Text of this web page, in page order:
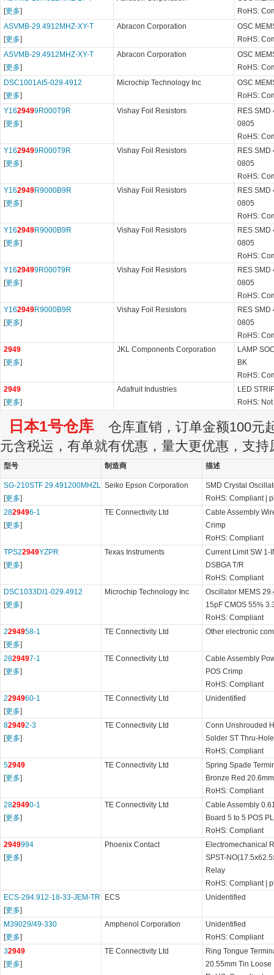
[更多]
RoHS:
ASVMB-29.4912MHZ-XY-T
[更多]
Abracon Corporation
OSC
RoHS:
ASVMB-29.4912MHZ-XY-T
[更多]
Abracon Corporation
OSC
RoHS:
DSC1001AI5-029.4912
[更多]
Microchip Technology Inc
OSC
RoHS:
Y1629499R000T9R
[更多]
Vishay Foil Resistors
RES SMD
0805
RoHS:
Y1629499R000T9R
[更多]
Vishay Foil Resistors
RES SMD
0805
RoHS:
Y162949R9000B9R
[更多]
Vishay Foil Resistors
RES SMD
0805
RoHS:
Y162949R9000B9R
[更多]
Vishay Foil Resistors
RES SMD
0805
RoHS:
Y1629499R000T9R
[更多]
Vishay Foil Resistors
RES SMD
0805
RoHS:
Y162949R9000B9R
[更多]
Vishay Foil Resistors
RES SMD
0805
RoHS:
2949
[更多]
JKL Components Corporation
LAMP
BK
RoHS:
2949
[更多]
Adafruit Industries
LED
RoHS:
日本1号仓库 仓库直销，订单金额100元
元含税运，有单就有优惠，量大更优惠，支持
型号 制造商 描述
SG-210STF 29.491200MHZL
[更多]
Seiko Epson Corporation
SMD Crystal
RoHS: Compliant
2829496-1
[更多]
TE Connectivity Ltd
Cable Assembly
Crimp
RoHS: Compliant
TPS22949YZPR
[更多]
Texas Instruments
Current Limit SW 1-
DSBGA T/R
RoHS: Compliant
DSC1033DI1-029.4912
[更多]
Microchip Technology Inc
Oscillator MEMS
15pF CMOS 55%
RoHS: Compliant
2294958-1
[更多]
TE Connectivity Ltd Other electronic
2829497-1
[更多]
TE Connectivity Ltd
Cable Assembly
POS Crimp
RoHS: Compliant
2294960-1
[更多]
TE Connectivity Ltd Unidentified
829492-3
[更多]
TE Connectivity Ltd
Conn Unshrouded
Solder ST Thru-
RoHS: Compliant
52949
[更多]
TE Connectivity Ltd
Spring Spade
Bronze Red
RoHS: Compliant
2829490-1
[更多]
TE Connectivity Ltd
Cable Assembly
Board 5 to 5 POS
RoHS: Compliant
2949994
[更多]
Phoenix Contact
Electromechanical
SPST-
Relay
RoHS: Compliant
ECS-294.912-18-33-JEM-TR
[更多]
ECS Unidentified
M39029/49-330
[更多]
Amphenol Corporation
Unidentified
RoHS: Compliant
32949
[更多]
TE Connectivity Ltd
Ring Tongue
20.55mm Tin Loose